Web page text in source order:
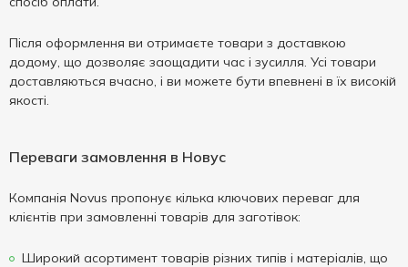
Після оформлення ви отримаєте товари з доставкою
додому, що дозволяє заощадити час і зусилля. Усі товари
доставляються вчасно, і ви можете бути впевнені в їх високій
якості.
Переваги замовлення в Новус
Компанія Novus пропонує кілька ключових переваг для
клієнтів при замовленні товарів для заготівок:
Широкий асортимент товарів різних типів і матеріалів, що